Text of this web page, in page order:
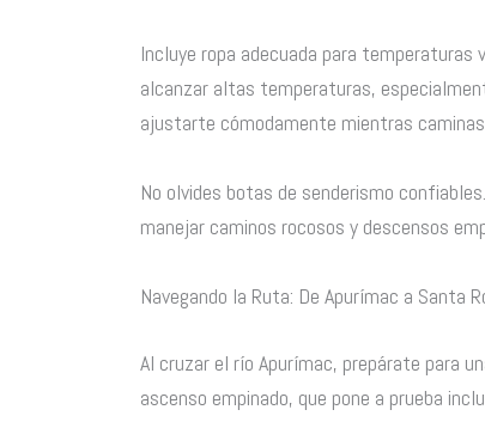
Incluye ropa adecuada para
alcanzar altas temperaturas,
ajustarte cómodamente mientras
No olvides botas de senderismo
manejar caminos rocosos y descensos
Navegando la Ruta: De Apurímac a Santa
Al cruzar el río Apurímac, prepárate para
ascenso empinado, que pone a prueba